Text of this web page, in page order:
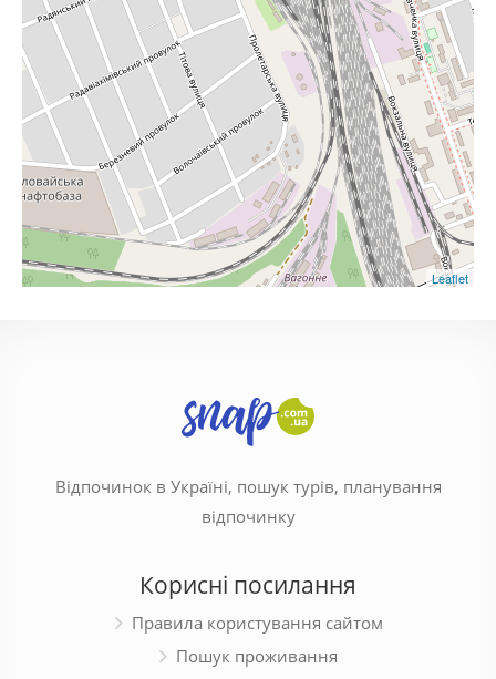
Leaflet
Відпочинок в Україні, пошук турів, планування
відпочинку
Корисні посилання
Правила користування сайтом
Пошук проживання